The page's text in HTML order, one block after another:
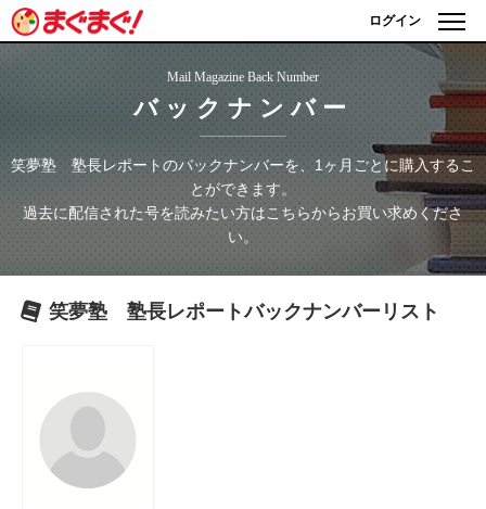
ログイン
Mail Magazine Back Number
バックナンバー
笑夢塾 塾長レポートのバックナンバーを、1ヶ月ごとに購入するこ
とができます。
過去に配信された号を読みたい方はこちらからお買い求めくださ
い。
笑夢塾 塾長レポートバックナンバーリスト